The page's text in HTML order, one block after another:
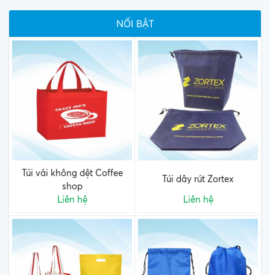
NỔI BẬT
Túi vải không dệt Coffee
shop
Liên hệ
Túi dây rút Zortex
Liên hệ